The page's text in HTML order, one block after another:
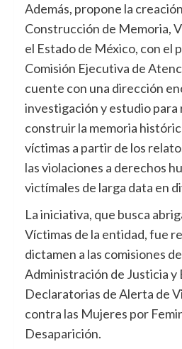
Además, propone la
Construcción de Memoria,
el Estado de México, con el
Comisión Ejecutiva de
cuente con una dirección
investigación y estudio
construir la memoria
víctimas a partir de los
las violaciones a derechos
victímales de larga data en
La iniciativa, que busca
Víctimas de la entidad, fue
dictamen a las comisiones
Administración de Justicia y
Declaratorias de Alerta de
contra las Mujeres por
Desaparición.